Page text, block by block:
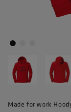
Made for work